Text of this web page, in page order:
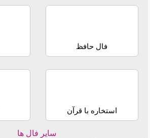
فال حافظ
استخاره با قرآن
سایر فال ها